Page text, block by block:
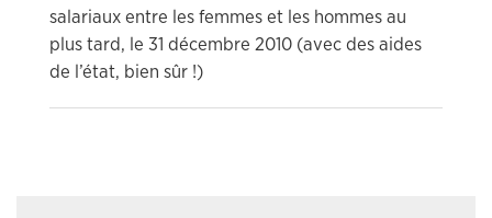
salariaux entre les femmes et les hommes au
plus tard, le 31 décembre 2010 (avec des aides
de l’état, bien sûr !)